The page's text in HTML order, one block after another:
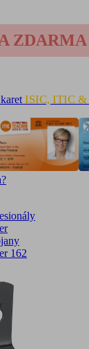
ISIC, ITIC
162